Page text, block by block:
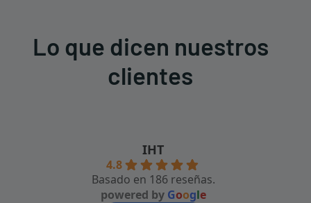
Lo que dicen nuestros
clientes
IHT
4.8
Basado en 186 reseñas.
powered by Google